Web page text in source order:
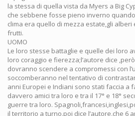
la stessa di quella vista da Myers a Big
che sebbene fosse pieno inverno
clima era quello di mezza estate,gli
frutti.
UOMO
Le loro stesse battaglie e quelle dei loro
loro coraggio e fierezza;l’autore dice
dovranno scendere a compromessi con
soccomberanno nel tentativo di
anni Europei e Indiani sono stati faccia a
davvero amici tra loro e tra il 17° e 18°
guerre tra loro.
il territorio a turno,poi dice l’autore,che 6